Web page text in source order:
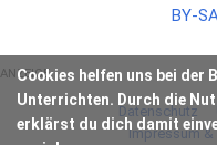
Cookies helfen uns bei der
Unterrichten. Durch die
erklärst du dich damit
ANZEIGE
Datenschutz
Impressum